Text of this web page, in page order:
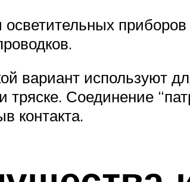
вариант используют
тряске. Соединение
контакта.